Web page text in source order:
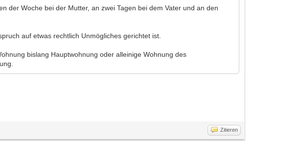
der Woche bei der Mutter, an zwei Tagen bei dem Vater und an den
auf etwas rechtlich Unmögliches gerichtet ist.
bislang Hauptwohnung oder alleinige Wohnung des
Zitieren